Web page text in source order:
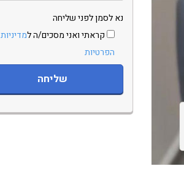
נא לסמן לפני שליחה
קראתי ואני מסכים/ה למדיניות
הפרטיות